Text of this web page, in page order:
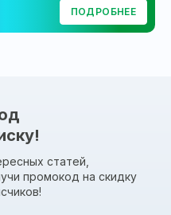
ПОДРОБНЕЕ
статей,
промокод на скидку